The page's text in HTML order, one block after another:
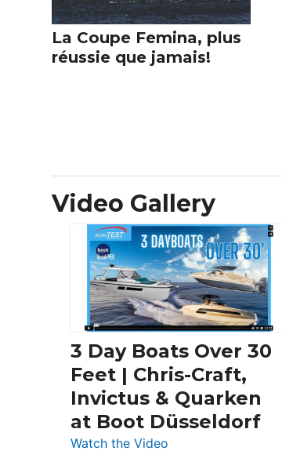
La Coupe Femina, plus
réussie que jamais!
Video Gallery
3 Day Boats Over 30
Feet | Chris-Craft,
Invictus & Quarken
at Boot Düsseldorf
Watch the Video